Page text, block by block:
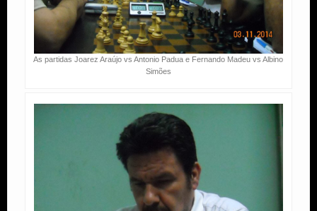
As partidas Joarez Araújo vs Antonio Padua e Fernando Madeu vs Albino
Simões